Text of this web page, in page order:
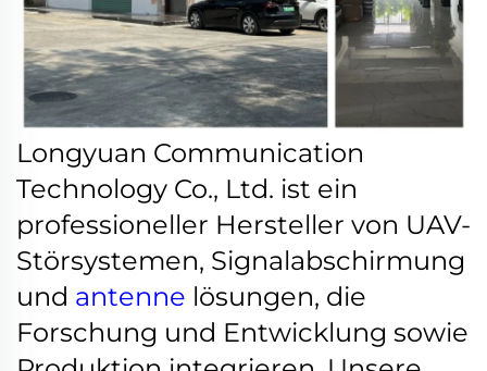
Longyuan Communication
Technology Co., Ltd. ist ein
professioneller Hersteller von UAV-
Störsystemen, Signalabschirmung
und antenne lösungen, die
Forschung und Entwicklung sowie